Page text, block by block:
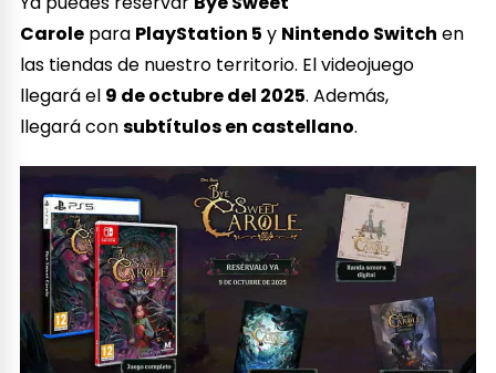
Carole para PlayStation 5 y Nintendo Switch en
las tiendas de nuestro territorio. El videojuego
llegará el 9 de octubre del 2025. Además,
llegará consubtítulos en castellano.